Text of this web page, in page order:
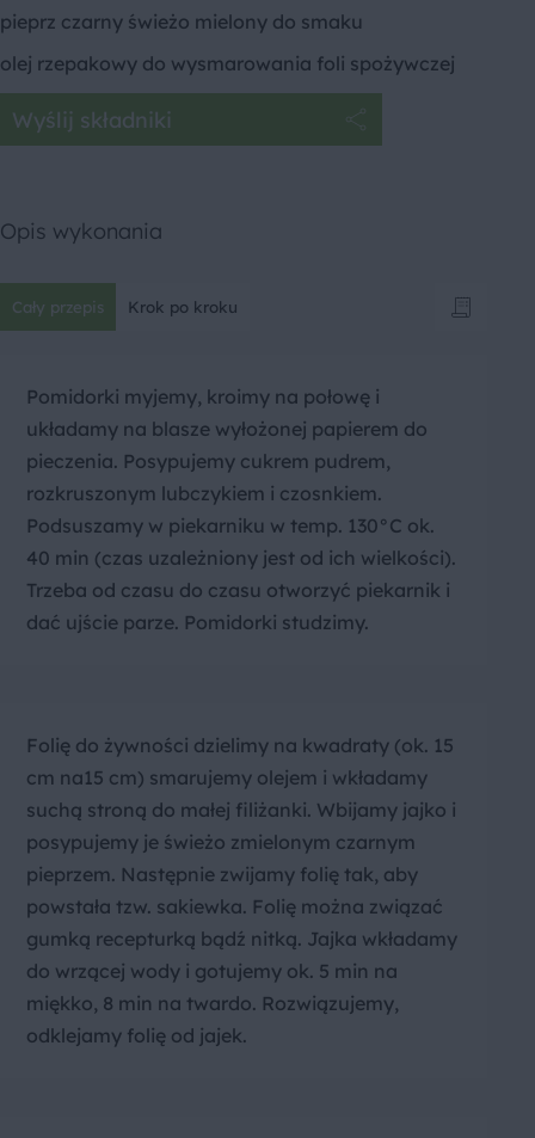
pieprz czarny świeżo mielony do smaku
olej rzepakowy do wysmarowania foli spożywczej
Wyślij składniki
Opis wykonania
Cały przepis Krok po kroku
Pomidorki myjemy, kroimy na połowę i
układamy na blasze wyłożonej papierem do
pieczenia. Posypujemy cukrem pudrem,
rozkruszonym lubczykiem i czosnkiem.
Podsuszamy w piekarniku w temp. 130°C ok.
40 min (czas uzależniony jest od ich wielkości).
Trzeba od czasu do czasu otworzyć piekarnik i
dać ujście parze. Pomidorki studzimy.
Folię do żywności dzielimy na kwadraty (ok. 15
cm na15 cm) smarujemy olejem i wkładamy
suchą stroną do małej filiżanki. Wbijamy jajko i
posypujemy je świeżo zmielonym czarnym
pieprzem. Następnie zwijamy folię tak, aby
powstała tzw. sakiewka. Folię można związać
gumką recepturką bądź nitką. Jajka wkładamy
do wrzącej wody i gotujemy ok. 5 min na
miękko, 8 min na twardo. Rozwiązujemy,
odklejamy folię od jajek.